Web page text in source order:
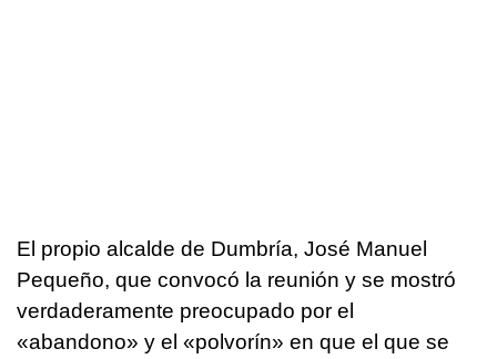
El propio alcalde de Dumbría, José Manuel
Pequeño, que convocó la reunión y se mostró
verdaderamente preocupado por el
«abandono» y el «polvorín» en que el que se